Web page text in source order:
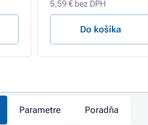
5,59 € bez DPH
Do košíka
Parametre Poradňa